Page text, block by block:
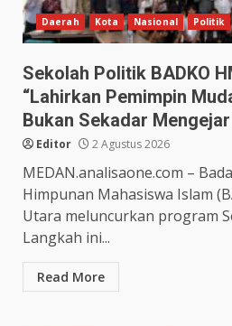
Daerah Kota Nasional Politik
Sekolah Politik BADKO
“Lahirkan Pemimpin
Bukan Sekadar
Editor 2 Agustus 2026
MEDAN.analisaone.com –
Himpunan Mahasiswa Islam
Utara meluncurkan program
Langkah ini...
Read More